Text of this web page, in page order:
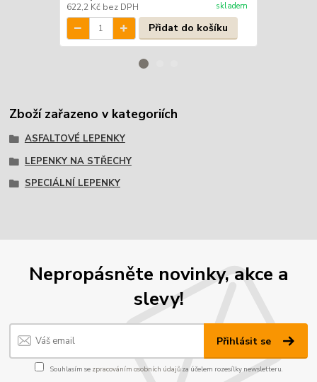
622,2 Kč bez DPH skladem
Přidat do košíku
Zboží zařazeno v kategoriích
ASFALTOVÉ LEPENKY
LEPENKY NA STŘECHY
SPECIÁLNÍ LEPENKY
Nepropásněte novinky, akce a
slevy!
Přihlásit se
Souhlasím se zpracováním osobních údajůza účelem rozesílky newsletteru.